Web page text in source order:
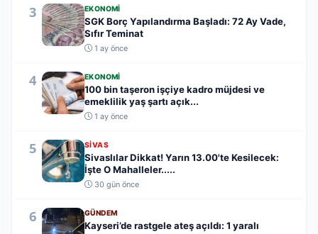
3 EKONOMI
SGK Borç Yapılandırma Başladı: 72 Ay Vade,
Sıfır Teminat
1 ay önce
4 EKONOMI
100 bin taşeron işçiye kadro müjdesi ve
emeklilik yaş şartı açık...
1 ay önce
5 SIVAS
Sivaslılar Dikkat! Yarın 13.00'te Kesilecek:
İşte O Mahalleler.....
30 gün önce
6 GÜNDEM
Kayseri’de rastgele ateş açıldı: 1 yaralı